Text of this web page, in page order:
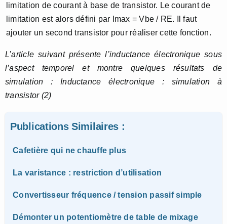
limitation de courant à base de transistor. Le courant de
limitation est alors défini par Imax = Vbe / RE. Il faut
ajouter un second transistor pour réaliser cette fonction.
L’article suivant présente l’inductance électronique sous
l’aspect temporel et montre quelques résultats de
simulation : Inductance électronique : simulation à
transistor (2)
Publications Similaires :
Cafetière qui ne chauffe plus
La varistance : restriction d’utilisation
Convertisseur fréquence / tension passif simple
Démonter un potentiomètre de table de mixage